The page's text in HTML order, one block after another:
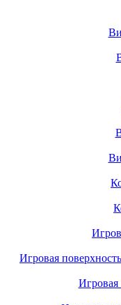
Игровая
Игровая